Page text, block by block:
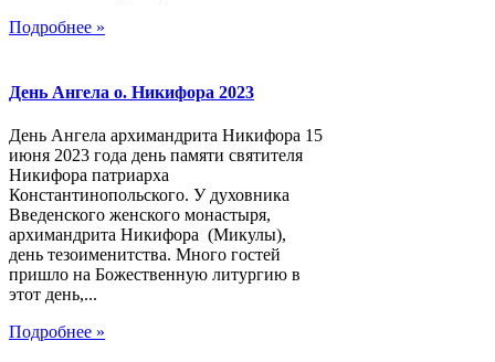
Подробнее »
День Ангела о. Никифора 2023
День Ангела архимандрита Никифора 15
июня 2023 года день памяти святителя
Никифора патриарха
Константинопольского. У духовника
Введенского женского монастыря,
архимандрита Никифора (Микулы),
день тезоименитства. Много гостей
пришло на Божественную литургию в
этот день,...
Подробнее »